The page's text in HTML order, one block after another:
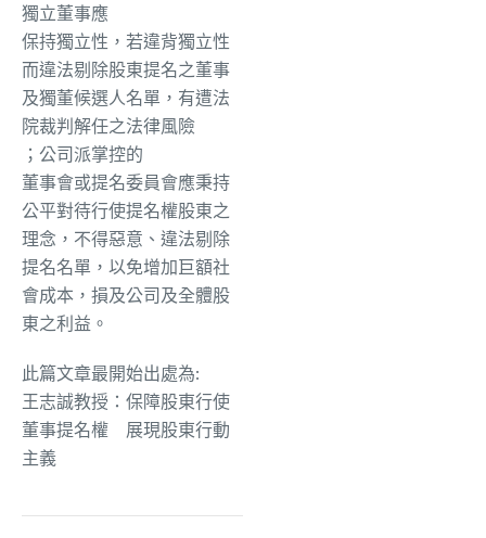
獨立董事應
保持獨立性，若違背獨立性
而違法剔除股東提名之董事
及獨董候選人名單，有遭法
院裁判解任之法律風險
； 公司派掌控的
董事會或提名委員會應秉持
公平對待行使提名權股東之
理念，不得惡意、違法剔除
提名名單，以免增加巨額社
會成本，損及公司及全體股
東之利益。
此篇文章最開始出處為:
王志誠教授：保障股東行使
董事提名權 展現股東行動
主義